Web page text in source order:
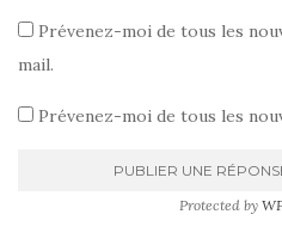
Prévenez-moi de tous les
mail.
Prévenez-moi de tous les
Protected by